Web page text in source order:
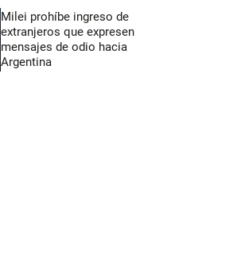
Milei prohíbe ingreso de
extranjeros que expresen
mensajes de odio hacia
Argentina